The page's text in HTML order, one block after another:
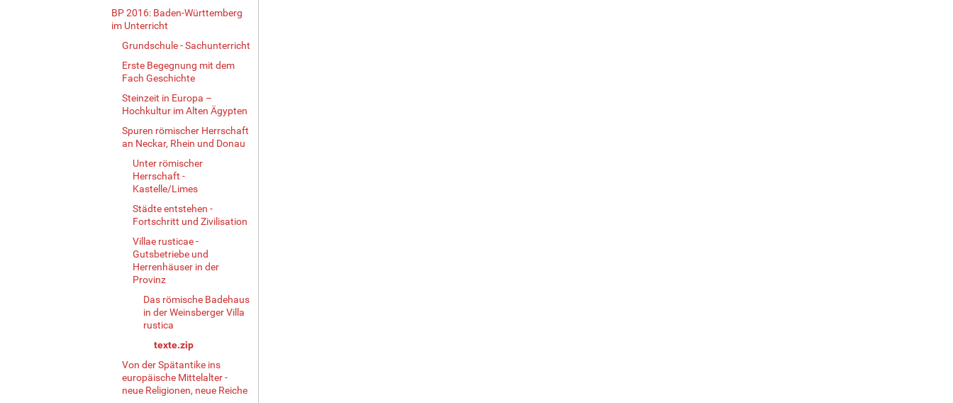
BP 2016: Baden-Württemberg
im Unterricht
Grundschule - Sachunterricht
Erste Begegnung mit dem
Fach Geschichte
Steinzeit in Europa –
Hochkultur im Alten Ägypten
Spuren römischer Herrschaft
an Neckar, Rhein und Donau
Unter römischer
Herrschaft -
Kastelle/Limes
Städte entstehen -
Fortschritt und Zivilisation
Villae rusticae -
Gutsbetriebe und
Herrenhäuser in der
Provinz
Das römische Badehaus
in der Weinsberger Villa
rustica
texte.zip
Von der Spätantike ins
europäische Mittelalter -
neue Religionen, neue Reiche